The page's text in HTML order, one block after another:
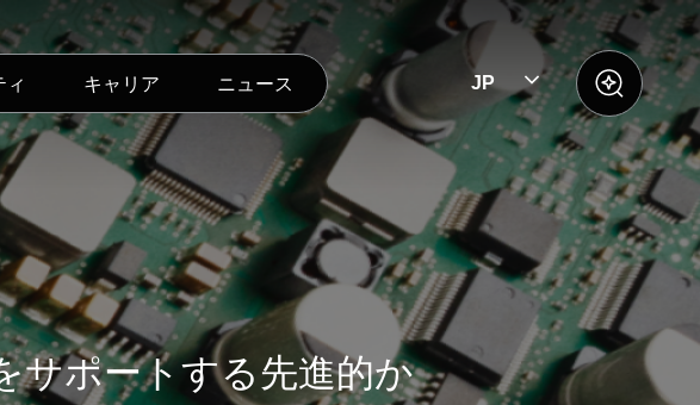
キャリア ニュース JP
サポートする先進的か